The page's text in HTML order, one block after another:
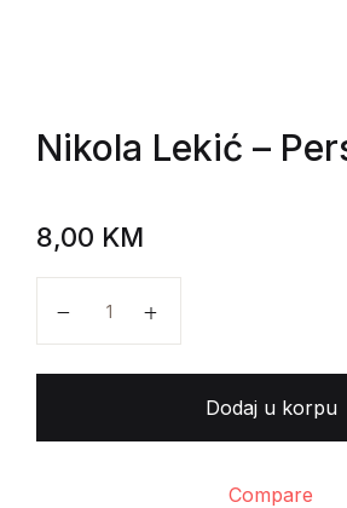
Nikola Lekić –
8,00 KM
Dodaj u korpu
Compare